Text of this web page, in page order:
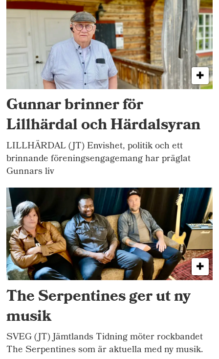
Gunnar brinner för
Lillhärdal och Härdalsyran
LILLHÄRDAL (JT) Envishet, politik och ett
brinnande föreningsengagemang har präglat
Gunnars liv
The Serpentines ger ut ny
musik
SVEG (JT) Jämtlands Tidning möter rockbandet
The Serpentines som är aktuella med ny musik.